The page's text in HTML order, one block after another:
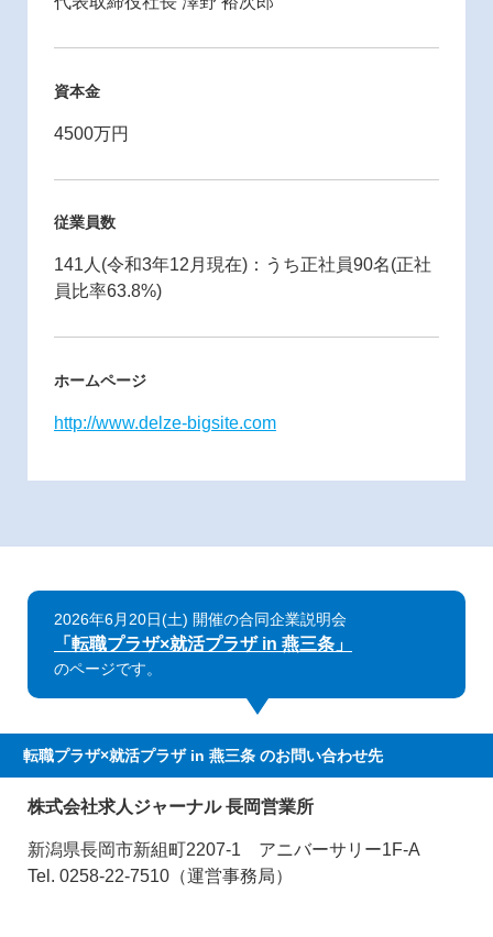
資本金
4500万円
従業員数
141人(令和3年12月現在)：うち正社員90名(正社
員比率63.8%)
ホームページ
http://www.delze-bigsite.com
2026年6月20日(土) 開催の合同企業説明会
「転職プラザ×就活プラザ in 燕三条」
のページです。
転職プラザ×就活プラザ in 燕三条 のお問い合わせ先
株式会社求人ジャーナル 長岡営業所
新潟県長岡市新組町2207-1 アニバーサリー1F-A
Tel. 0258-22-7510（運営事務局）